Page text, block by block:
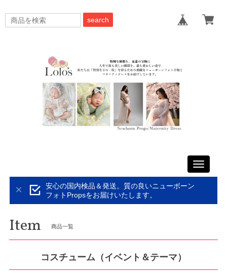
search
Toggle
安心の国内検品＆発送。質の良いニューボーン
フォトPropsをお届けいたします。
Item 商品一覧
コスチューム（イベント＆テーマ）